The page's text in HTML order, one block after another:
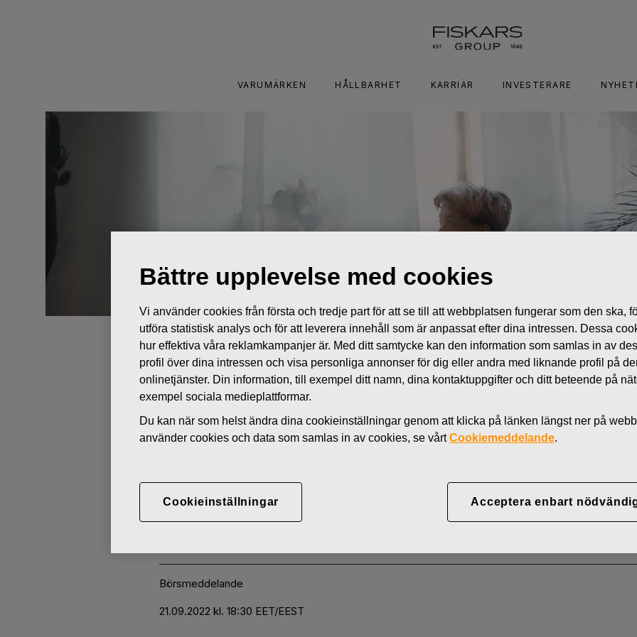
VARUMÄRKEN HÅLLBARHET KARRIÄR INVESTERARE
Nyheter
ÄGARFÖRÄNDRINGAR I EGNA AKTIER
SEPTEMBER 21, 2022
FISKARS OYJ ABP:S ÅTERKÖP AV
Börsmeddelande
21.09.2022 kl. 18:30 EET/EEST
Bättre upplevelse med cookies
Vi använder cookies från första och tredje part för att se till att webbplatsen fungerar som den ska,
utföra statistisk analys och för att leverera innehåll som är anpassat efter dina intressen. Dessa
hur effektiva våra reklamkampanjer är. Med ditt samtycke kan den information som samlas in av
profil över dina intressen och visa personliga annonser för dig eller andra med liknande profil på
onlinetjänster. Din information, till exempel ditt namn, dina kontaktuppgifter och ditt beteende på
exempel sociala medieplattformar.
Du kan när som helst ändra dina cookieinställningar genom att klicka på länken längst ner på
använder cookies och data som samlas in av cookies, se vårtCookiemeddelande.
Cookieinställningar Acceptera enbart